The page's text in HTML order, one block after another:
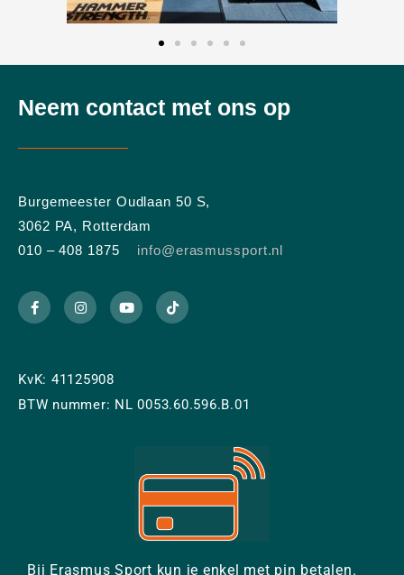
Neem contact met ons op
Burgemeester Oudlaan 50 S,
3062 PA, Rotterdam
010 – 408 1875 info@erasmussport.nl
KvK: 41125908
BTW nummer: NL 0053.60.596.B.01
Bij Erasmus Sport kun je enkel met pin betalen.